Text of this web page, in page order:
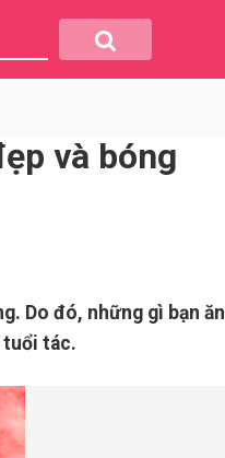
và bóng
Do đó, những gì bạn ăn
tuổi tác.